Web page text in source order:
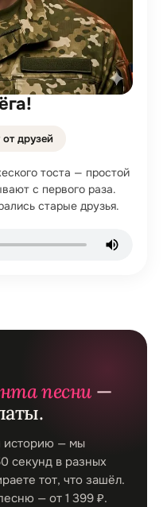
от друзей
тоста — простой
с первого раза.
старые друзья.
песни —
историю — мы
секунд в разных
тот, что зашёл.
— от 1 399 ₽.